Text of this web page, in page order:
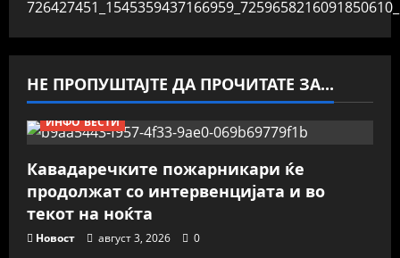
НЕ ПРОПУШТАЈТЕ ДА ПРОЧИТАТЕ ЗА...
ИНФО ВЕСТИ
Кавадаречките пожарникари ќе
продолжат со интервенцијата и во
текот на ноќта
Новост август 3, 2026
0